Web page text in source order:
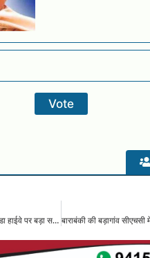
बाराबंकी में लखनऊ-गोंडा हाईवे पर बड़ा सड़क हादसा: नींद की झपकी से अनियंत्रित हुई एंबुलेंस डिवाइडर से टकराई, चालक घायल